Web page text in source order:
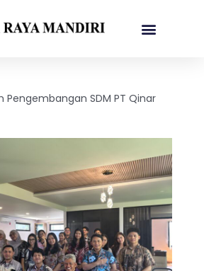
Pengembangan SDM PT Qinar